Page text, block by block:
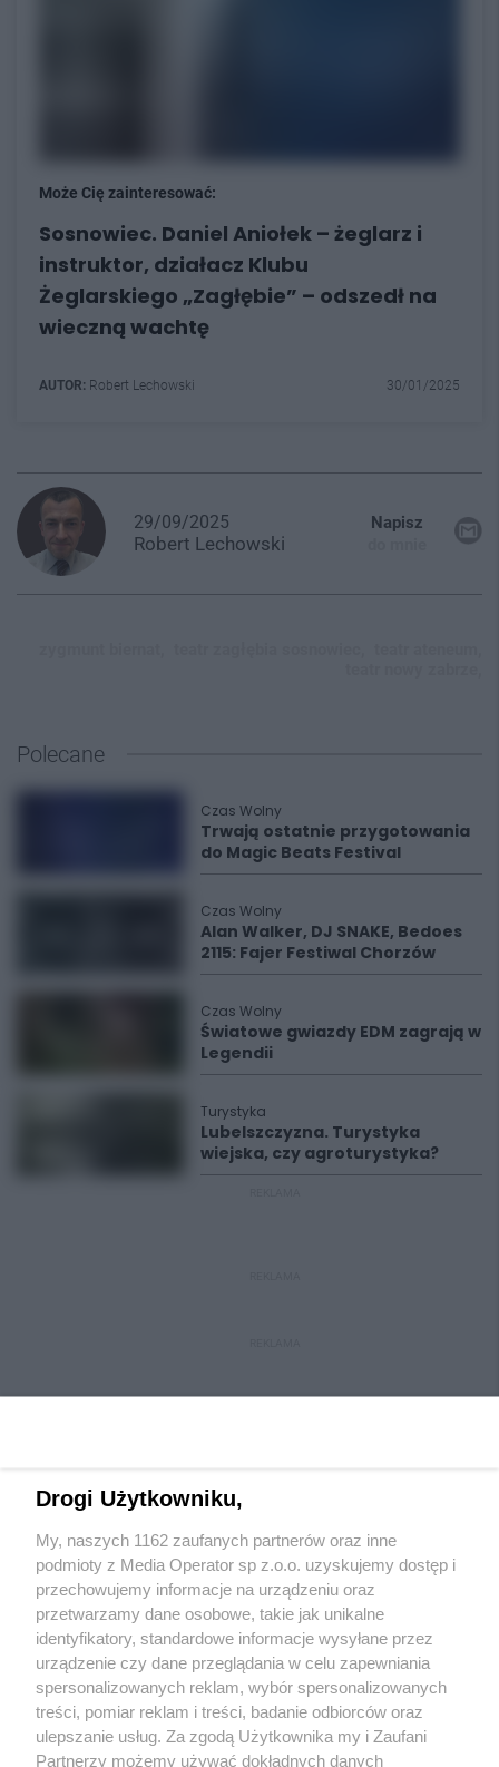
Może Cię zainteresować:
Sosnowiec. Daniel Aniołek – żeglarz i
instruktor, działacz Klubu
Żeglarskiego „Zagłębie” – odszedł na
wieczną wachtę
AUTOR: Robert Lechowski 30/01/2025
29/09/2025
Robert Lechowski
Napisz
Polecane
Czas Wolny
Trwają ostatnie przygotowania
do Magic Beats Festival
Czas Wolny
Alan Walker, DJ SNAKE, Bedoes
2115: Fajer Festiwal Chorzów
Czas Wolny
Światowe gwiazdy EDM zagrają w
Legendii
Turystyka
Lubelszczyzna. Turystyka
wiejska, czy agroturystyka?
Wydawca mediówlokalnych
Nie zapomnij
zapoznać się z:
polityką prywatności
Twojemiasto Skontakuj sięz nami
Drogi Użytkowniku,
My, naszych 1162 zaufanych partnerów oraz inne
podmioty z Media Operator sp z.o.o. uzyskujemy dostęp i
przechowujemy informacje na urządzeniu oraz
przetwarzamy dane osobowe, takie jak unikalne
identyfikatory, standardowe informacje wysyłane przez
urządzenie czy dane przeglądania w celu zapewniania
spersonalizowanych reklam, wybór spersonalizowanych
treści, pomiar reklam i treści, badanie odbiorców oraz
ulepszanie usług. Za zgodą Użytkownika my i Zaufani
Partnerzy możemy używać dokładnych danych